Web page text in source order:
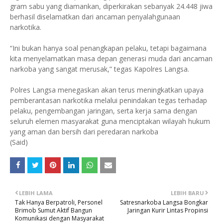
gram sabu yang diamankan, diperkirakan sebanyak 24.448 jiwa
berhasil diselamatkan dari ancaman penyalahgunaan
narkotika.
“Ini bukan hanya soal penangkapan pelaku, tetapi bagaimana
kita menyelamatkan masa depan generasi muda dari ancaman
narkoba yang sangat merusak,” tegas Kapolres Langsa.
Polres Langsa menegaskan akan terus meningkatkan upaya
pemberantasan narkotika melalui penindakan tegas terhadap
pelaku, pengembangan jaringan, serta kerja sama dengan
seluruh elemen masyarakat guna menciptakan wilayah hukum
yang aman dan bersih dari peredaran narkoba
(Said)
LEBIH BARU
Satresnarkoba Langsa Bongkar
Jaringan Kurir Lintas Propinsi
LEBIH LAMA
Tak Hanya Berpatroli, Personel
Brimob Sumut Aktif Bangun
Komunikasi dengan Masyarakat